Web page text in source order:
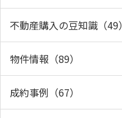
不動産購入の豆知識（49）
物件情報（89）
成約事例（67）